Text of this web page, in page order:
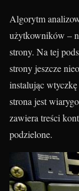
Algorytm
użytkowników –
strony. Na tej
strony jeszcze
instalując
strona jest
zawiera treści
podzielone.